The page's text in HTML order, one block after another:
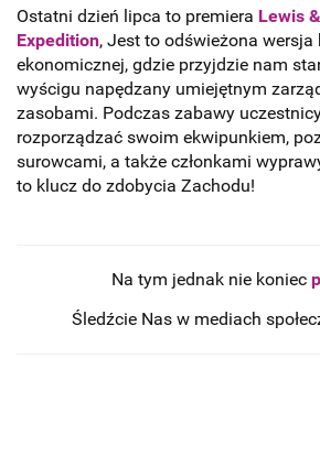
Ostatni dzień lipca to premiera Lewis
Expedition, Jest to odświeżona wersja
ekonomicznej, gdzie przyjdzie nam
wyścigu napędzany umiejętnym
zasobami. Podczas zabawy
rozporządzać swoim ekwipunkiem,
surowcami, a także członkami
to klucz do zdobycia Zachodu!
Na tym jednak nie koniec
Śledźcie Nas w mediach